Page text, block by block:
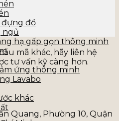
đựng đồ
ngủ
hạ gấp gọn thông minh
ứng thông minh
Lavabo
khác
mã khác, hãy liên hệ
tư vấn kỹ càng hơn.
Quang, Phường 10, Quận